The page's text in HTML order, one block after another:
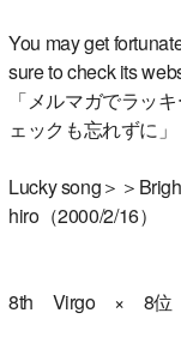
You may get
sure to check its
「メルマガでラッ
ェックも忘れずに」
Lucky song＞＞
hiro（2000/2/16）
8th Virgo × 8位